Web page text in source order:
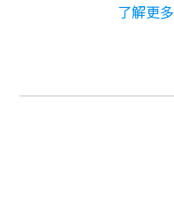
了解更多